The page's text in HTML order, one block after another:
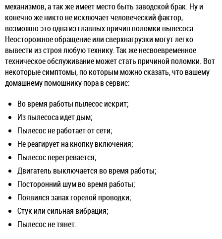
механизмов, а так же имеет место быть заводской брак. Ну и
конечно же никто не исключает человеческий фактор,
возможно это одна из главных причин поломки пылесоса.
Неосторожное обращение или сверхнагрузки могут легко
вывести из строя любую технику. Так же несвоевременное
техническое обслуживание может стать причиной поломки. Вот
некоторые симптомы, по которым можно сказать, что вашему
домашнему помошнику пора в сервис:
Во время работы пылесос искрит;
Из пылесоса идет дым;
Пылесос не работает от сети;
Не реагирует на кнопку включения;
Пылесос перегревается;
Двигатель выключается во время работы;
Посторонний шум во время работы;
Появился запах горелой проводки;
Стук или сильная вибрация;
Пылесос не тянет.